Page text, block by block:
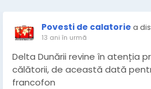
Povesti de calatorie a
13 ani în urmă
Delta Dunării revine în atenția
călătorii, de această dată
francofon